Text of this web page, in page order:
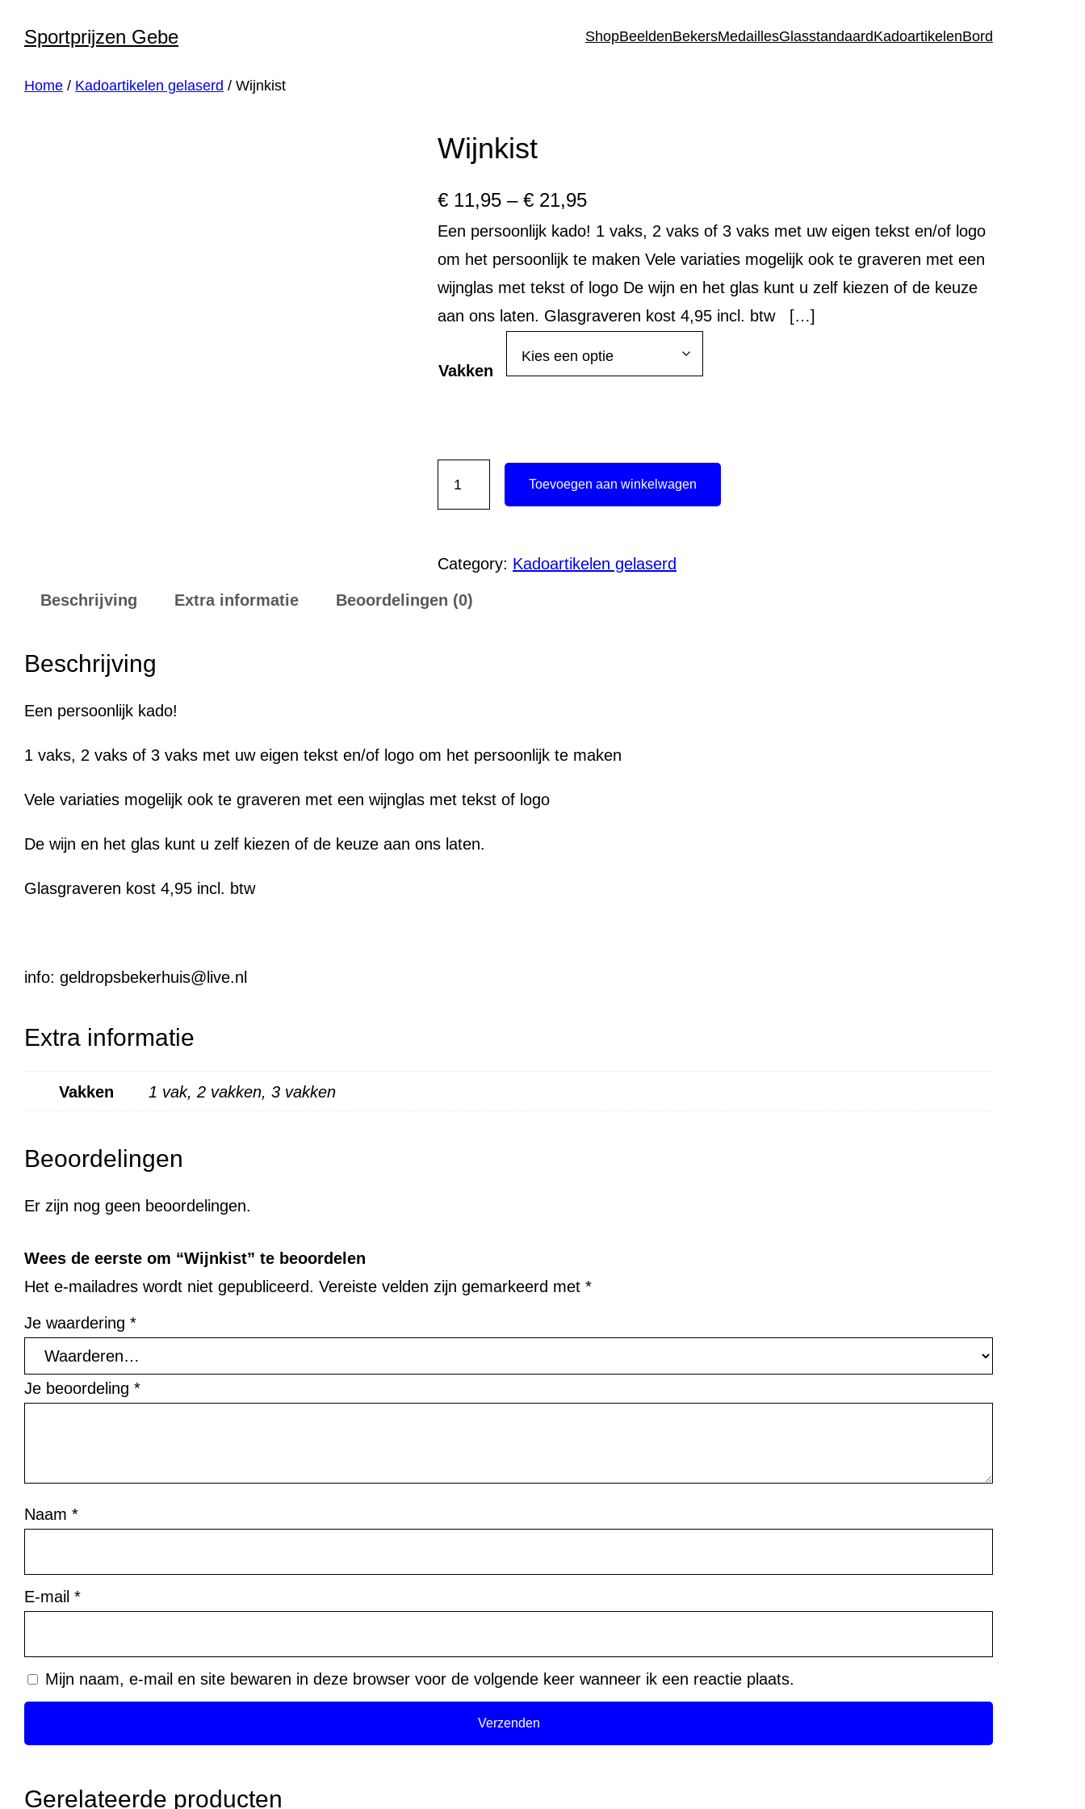
naar
inhoud
Sportprijzen Gebe ShopBeeldenBekersMedaillesGlasstandaardKadoartikelenBord
Home / Kadoartikelen gelaserd / Wijnkist
Wijnkist
€ 11,95 – € 21,95
Een persoonlijk kado! 1 vaks, 2 vaks of 3 vaks met uw eigen tekst en/of logo
om het persoonlijk te maken Vele variaties mogelijk ook te graveren met een
wijnglas met tekst of logo De wijn en het glas kunt u zelf kiezen of de keuze
aan ons laten. Glasgraveren kost 4,95 incl. btw […]
Vakken
n
n
l
Toevoegen aan winkelwagen
Category: Kadoartikelen gelaserd
Beschrijving Extra informatie Beoordelingen (0)
Beschrijving
Een persoonlijk kado!
1 vaks, 2 vaks of 3 vaks met uw eigen tekst en/of logo om het persoonlijk te maken
Vele variaties mogelijk ook te graveren met een wijnglas met tekst of logo
De wijn en het glas kunt u zelf kiezen of de keuze aan ons laten.
Glasgraveren kost 4,95 incl. btw
info: geldropsbekerhuis@live.nl
Extra informatie
Vakken 1 vak, 2 vakken, 3 vakken
Beoordelingen
Er zijn nog geen beoordelingen.
Wees de eerste om “Wijnkist” te beoordelen
Het e-mailadres wordt niet gepubliceerd. Vereiste velden zijn gemarkeerd met *
Je waardering *
Je beoordeling *
Naam *
E-mail *
Mijn naam, e-mail en site bewaren in deze browser voor de volgende keer wanneer ik een reactie plaats.
Gerelateerde producten